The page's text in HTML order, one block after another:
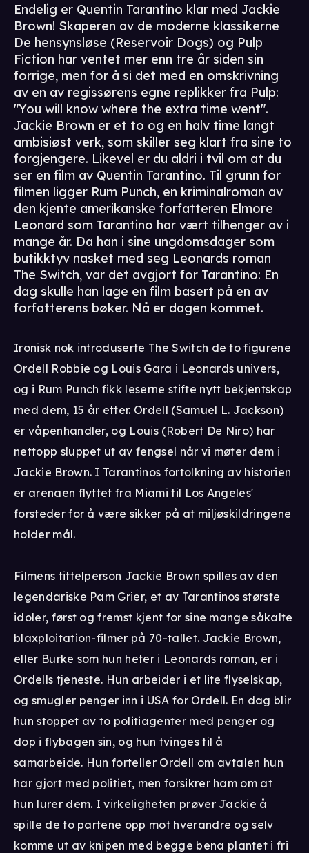
Endelig er Quentin Tarantino klar med Jackie
Brown! Skaperen av de moderne klassikerne
De hensynsløse (Reservoir Dogs) og Pulp
Fiction har ventet mer enn tre år siden sin
forrige, men for å si det med en omskrivning
av en av regissørens egne replikker fra Pulp:
"You will know where the extra time went".
Jackie Brown er et to og en halv time langt
ambisiøst verk, som skiller seg klart fra sine to
forgjengere. Likevel er du aldri i tvil om at du
ser en film av Quentin Tarantino. Til grunn for
filmen ligger Rum Punch, en kriminalroman av
den kjente amerikanske forfatteren Elmore
Leonard som Tarantino har vært tilhenger av i
mange år. Da han i sine ungdomsdager som
butikktyv nasket med seg Leonards roman
The Switch, var det avgjort for Tarantino: En
dag skulle han lage en film basert på en av
forfatterens bøker. Nå er dagen kommet.
Ironisk nok introduserte The Switch de to figurene
Ordell Robbie og Louis Gara i Leonards univers,
og i Rum Punch fikk leserne stifte nytt bekjentskap
med dem, 15 år etter. Ordell (Samuel L. Jackson)
er våpenhandler, og Louis (Robert De Niro) har
nettopp sluppet ut av fengsel når vi møter dem i
Jackie Brown. I Tarantinos fortolkning av historien
er arenaen flyttet fra Miami til Los Angeles'
forsteder for å være sikker på at miljøskildringene
holder mål.
Filmens tittelperson Jackie Brown spilles av den
legendariske Pam Grier, et av Tarantinos største
idoler, først og fremst kjent for sine mange såkalte
blaxploitation-filmer på 70-tallet. Jackie Brown,
eller Burke som hun heter i Leonards roman, er i
Ordells tjeneste. Hun arbeider i et lite flyselskap,
og smugler penger inn i USA for Ordell. En dag blir
hun stoppet av to politiagenter med penger og
dop i flybagen sin, og hun tvinges til å
samarbeide. Hun forteller Ordell om avtalen hun
har gjort med politiet, men forsikrer ham om at
hun lurer dem. I virkeligheten prøver Jackie å
spille de to partene opp mot hverandre og selv
komme ut av knipen med begge bena plantet i fri